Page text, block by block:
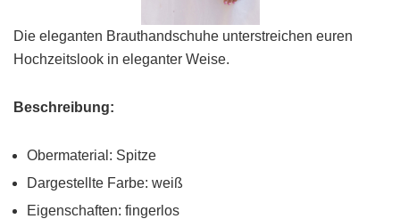
Die eleganten Brauthandschuhe unterstreichen euren
Hochzeitslook in eleganter Weise.
Beschreibung:
Obermaterial: Spitze
Dargestellte Farbe: weiß
Eigenschaften: fingerlos